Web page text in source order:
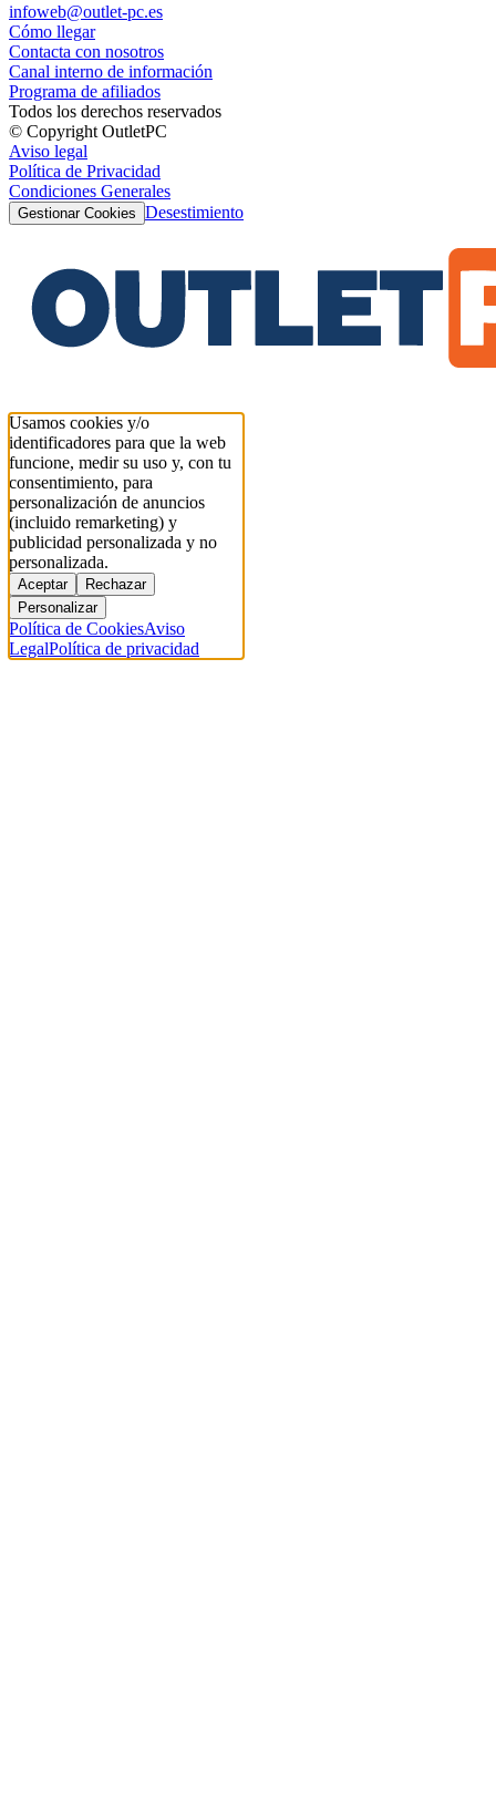
infoweb@outlet-pc.es
Cómo llegar
Contacta con nosotros
Canal interno de información
Programa de afiliados
Todos los derechos reservados
© Copyright OutletPC
Aviso legal
Política de Privacidad
Condiciones Generales
Gestionar Cookies Desestimiento
Usamos cookies y/o
identificadores para que la web
funcione, medir su uso y, con tu
consentimiento, para
personalización de anuncios
(incluido remarketing) y
publicidad personalizada y no
personalizada.
Aceptar
Rechazar
Personalizar
Política de CookiesAviso
LegalPolítica de privacidad